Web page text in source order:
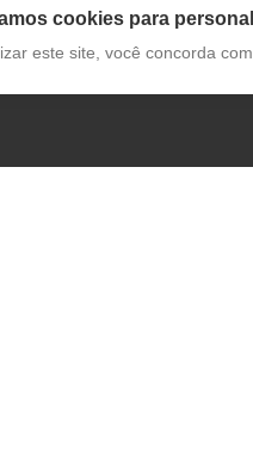
cookies para
este site, você concorda